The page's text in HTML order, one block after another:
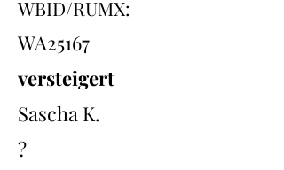
WBID/RUMX:
WA25167
versteigert
Sascha K.
?